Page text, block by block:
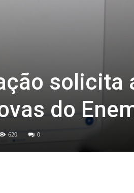
solicita
do
620 0